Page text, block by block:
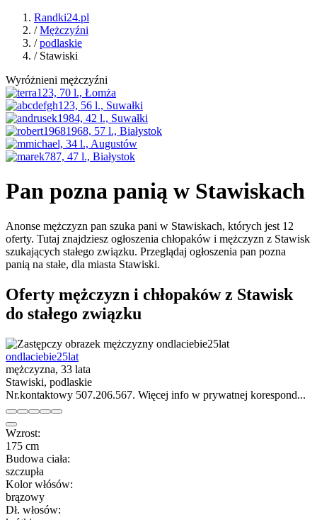
Randki24.pl
/Mężczyźni
/podlaskie
/ Stawiski
Wyróżnieni mężczyźni
Pan pozna panią w Stawiskach
Anonse mężczyzn pan szuka pani w Stawiskach, których jest 12
oferty. Tutaj znajdziesz ogłoszenia chłopaków i mężczyzn z Stawisk
szukających stałego związku. Przeglądaj ogłoszenia pan pozna
panią na stałe, dla miasta Stawiski.
Oferty mężczyzn i chłopaków z Stawisk
do stałego związku
ondlaciebie25lat
mężczyzna, 33 lata
Stawiski, podlaskie
Nr.kontaktowy 507.206.567. Więcej info w prywatnej korespond...
Wzrost:
175 cm
Budowa ciała:
szczupła
Kolor włósów:
brązowy
Dł. włosów: